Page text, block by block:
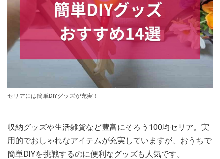
セリアには簡単DIYグッズが充実！
収納グッズや生活雑貨など豊富にそろう100均セリア。実
用的でおしゃれなアイテムが充実していますが、おうちで
簡単DIYを挑戦するのに便利なグッズも人気です。